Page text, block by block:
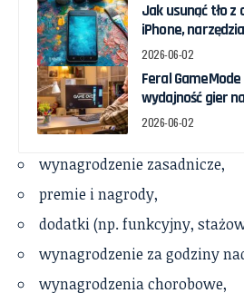
Jak usunąć tło z
iPhone,
2026-06-02
Feral
wydajność gier
2026-06-02
wynagrodzenie zasadnicze,
premie i nagrody,
dodatki (np. funkcyjny,
wynagrodzenie za godziny
wynagrodzenia chorobowe,